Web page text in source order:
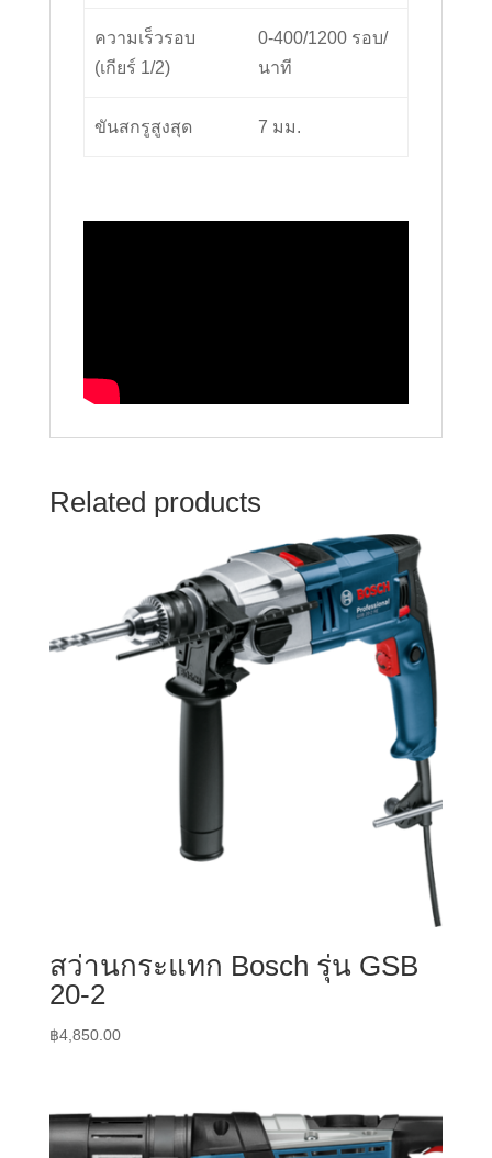
ความเร็วรอบ
(เกียร์ 1/2)
0-400/1200 รอบ/
นาที
ขันสกรูสูงสุด 7 มม.
Related products
สว่านกระแทก Bosch รุ่น GSB
20-2
฿4,850.00